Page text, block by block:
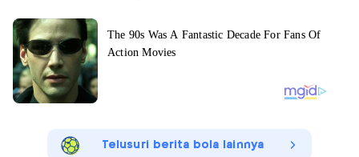
Telusuri berita bola lainnya